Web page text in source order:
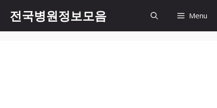
츠
전국병원정보모음 Menu